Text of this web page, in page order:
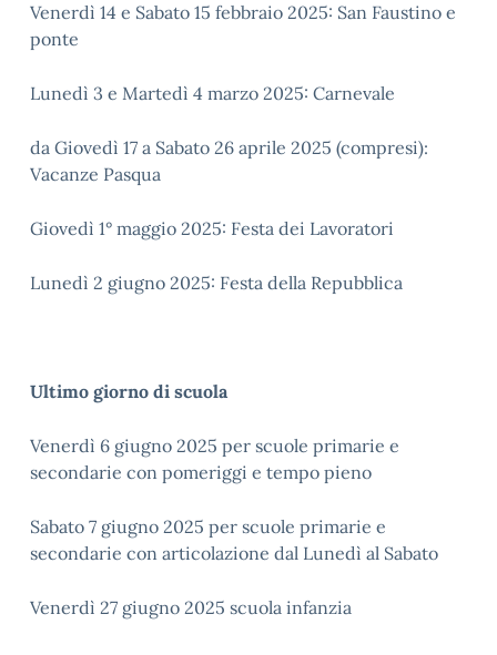
Venerdì 14 e Sabato 15 febbraio 2025: San Faustino e
ponte
Lunedì 3 e Martedì 4 marzo 2025: Carnevale
da Giovedì 17 a Sabato 26 aprile 2025 (compresi):
Vacanze Pasqua
Giovedì 1° maggio 2025: Festa dei Lavoratori
Lunedì 2 giugno 2025: Festa della Repubblica
Ultimo giorno di scuola
Venerdì 6 giugno 2025 per scuole primarie e
secondarie con pomeriggi e tempo pieno
Sabato 7 giugno 2025 per scuole primarie e
secondarie con articolazione dal Lunedì al Sabato
Venerdì 27 giugno 2025 scuola infanzia